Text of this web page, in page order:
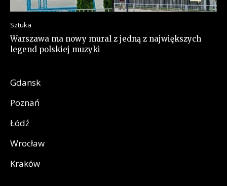
Sztuka
Warszawa ma nowy mural z jedną z największych
legend polskiej muzyki
Gdansk
Poznań
Łódź
Wrocław
Kraków